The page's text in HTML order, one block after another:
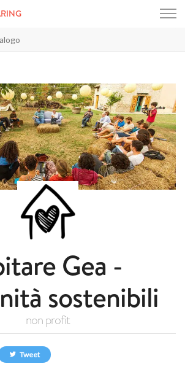
Gea -
sostenibili
non profit
Tweet